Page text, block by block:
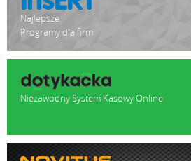
Najlepsze
Programy dla firm
Niezawodny System Kasowy Online